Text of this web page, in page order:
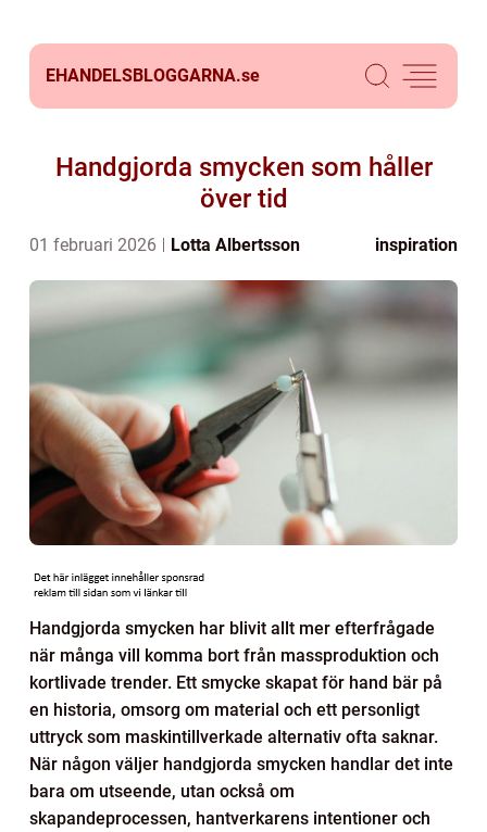
EHANDELSBLOGGARNA.se
Handgjorda smycken som håller
över tid
01 februari 2026 Lotta Albertsson inspiration
Handgjorda smycken har blivit allt mer efterfrågade
när många vill komma bort från massproduktion och
kortlivade trender. Ett smycke skapat för hand bär på
en historia, omsorg om material och ett personligt
uttryck som maskintillverkade alternativ ofta saknar.
När någon väljer handgjorda smycken handlar det inte
bara om utseende, utan också om
skapandeprocessen, hantverkarens intentioner och